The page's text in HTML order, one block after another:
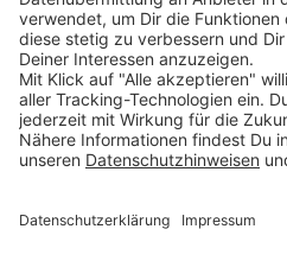
* Versandkostenfrei ab 9,00
Deutschlands
** Lieferzeit 1-3 Werktage
Thienemann-Esslinger Verlag GmbH,